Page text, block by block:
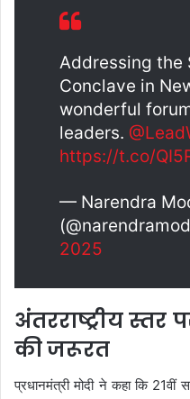
Addressing the
Conclave in
wonderful
leaders.
https://t.co/
— Narendra
2025
अंतरराष्ट्रीय
की जरूरत
प्रधानमंत्री मोदी ने कहा कि